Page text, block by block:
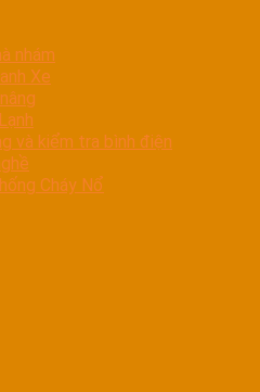
nhám
Xe
và kiểm tra bình điện
Cháy Nổ